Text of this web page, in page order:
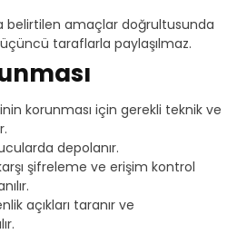
belirtilen amaçlar doğrultusunda
taraflarla paylaşılmaz.
korunması için gerekli teknik ve
depolanır.
şifreleme ve erişim kontrol
açıkları taranır ve